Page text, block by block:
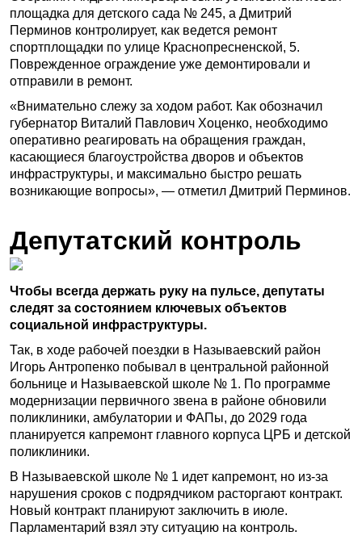
площадка для детского сада № 245, а Дмитрий
Перминов контролирует, как ведется ремонт
спортплощадки по улице Краснопресненской, 5.
Поврежденное ограждение уже демонтировали и
отправили в ремонт.
«Внимательно слежу за ходом работ. Как обозначил
губернатор Виталий Павлович Хоценко, необходимо
оперативно реагировать на обращения граждан,
касающиеся благоустройства дворов и объектов
инфраструктуры, и максимально быстро решать
возникающие вопросы», — отметил Дмитрий Перминов.
Депутатский контроль
Чтобы всегда держать руку на пульсе, депутаты
следят за состоянием ключевых объектов
социальной инфраструктуры.
Так, в ходе рабочей поездки в Называевский район
Игорь Антропенко побывал в центральной районной
больнице и Называевской школе № 1. По программе
модернизации первичного звена в районе обновили
поликлиники, амбулатории и ФАПы, до 2029 года
планируется капремонт главного корпуса ЦРБ и детской
поликлиники.
В Называевской школе № 1 идет капремонт, но из-за
нарушения сроков с подрядчиком расторгают контракт.
Новый контракт планируют заключить в июле.
Парламентарий взял эту ситуацию на контроль.